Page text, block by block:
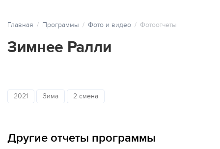
Главная Программы Фото и видео Фотоотчеты
Зимнее Ралли
2021 Зима 2 смена
Другие отчеты программы